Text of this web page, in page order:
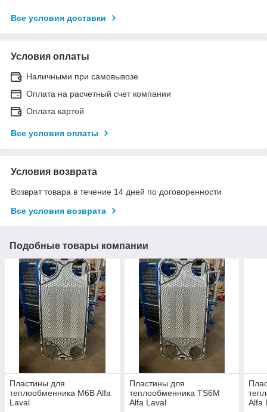
Все условия доставки
Условия оплаты
Наличными при самовывозе
Оплата на расчетный счет компании
Оплата картой
Все условия оплаты
Условия возврата
Возврат товара в течение 14 дней по договоренности
Все условия возврата
Подобные товары компании
Пластины для
теплообменника M6B Alfa
Laval
Пластины для
теплообменника TS6M
Alfa Laval
Alfa